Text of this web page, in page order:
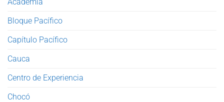
Bloque Pacífico
Capítulo Pacífico
Cauca
Centro de Experiencia
Chocó